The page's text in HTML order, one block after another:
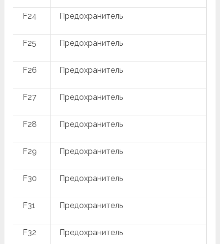
F24 Предохранитель
F25 Предохранитель
F26 Предохранитель
F27 Предохранитель
F28 Предохранитель
F29 Предохранитель
F30 Предохранитель
F31 Предохранитель
F32 Предохранитель